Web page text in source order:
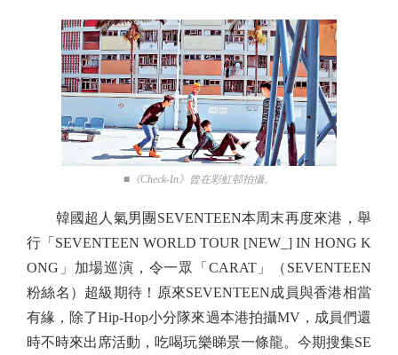
■《Check-In》曾在彩虹邨拍攝。
韓國超人氣男團SEVENTEEN本周末再度來港，舉
行「SEVENTEEN WORLD TOUR [NEW_] IN HONG K
ONG」加場巡演，令一眾「CARAT」（SEVENTEEN
粉絲名）超級期待！原來SEVENTEEN成員與香港相當
有緣，除了Hip-Hop小分隊來過本港拍攝MV，成員們還
時不時來出席活動，吃喝玩樂睇景一條龍。今期搜集SE